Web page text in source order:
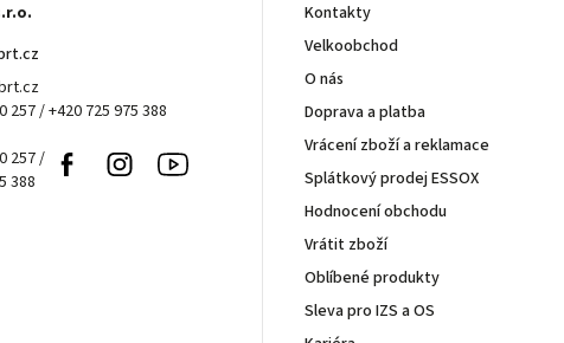
257 / +420 725 975 388
257 /
388
Facebook Instagram
Kontakty
Velkoobchod
O nás
Doprava a platba
Vrácení zboží a reklamace
Splátkový prodej ESSOX
Hodnocení obchodu
Vrátit zboží
Oblíbené produkty
Sleva pro IZS a OS